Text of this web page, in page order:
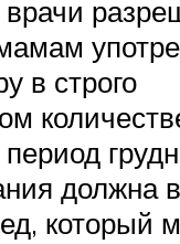
врачи
в строго
должна
который